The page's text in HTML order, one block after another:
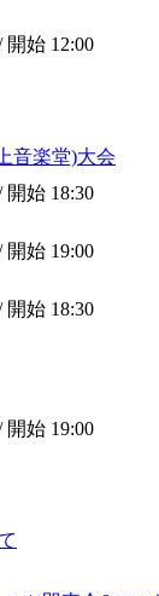
開始 12:00
音楽堂)大会
開始 18:30
開始 19:00
開始 18:30
開始 19:00